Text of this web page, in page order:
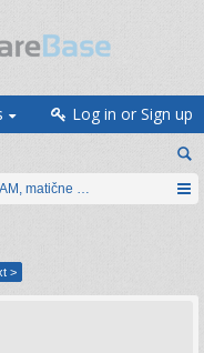
Log in or Sign up
matične ploče i grafičke
>